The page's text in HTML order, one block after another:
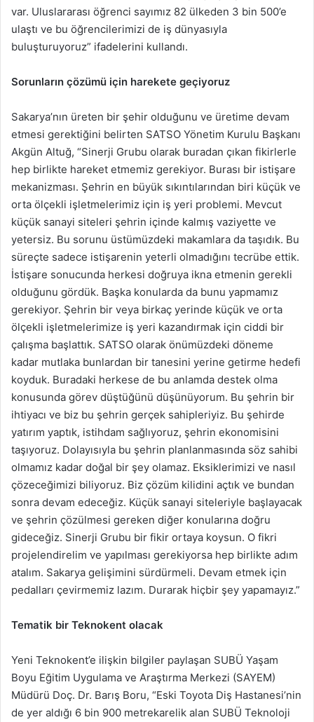
var. Uluslararası öğrenci sayımız 82 ülkeden 3 bin 500’e
ulaştı ve bu öğrencilerimizi de iş dünyasıyla
buluşturuyoruz” ifadelerini kullandı.
Sorunların çözümü için harekete geçiyoruz
Sakarya’nın üreten bir şehir olduğunu ve üretime devam
etmesi gerektiğini belirten SATSO Yönetim Kurulu Başkanı
Akgün Altuğ, “Sinerji Grubu olarak buradan çıkan fikirlerle
hep birlikte hareket etmemiz gerekiyor. Burası bir istişare
mekanizması. Şehrin en büyük sıkıntılarından biri küçük ve
orta ölçekli işletmelerimiz için iş yeri problemi. Mevcut
küçük sanayi siteleri şehrin içinde kalmış vaziyette ve
yetersiz. Bu sorunu üstümüzdeki makamlara da taşıdık. Bu
süreçte sadece istişarenin yeterli olmadığını tecrübe ettik.
İstişare sonucunda herkesi doğruya ikna etmenin gerekli
olduğunu gördük. Başka konularda da bunu yapmamız
gerekiyor. Şehrin bir veya birkaç yerinde küçük ve orta
ölçekli işletmelerimize iş yeri kazandırmak için ciddi bir
çalışma başlattık. SATSO olarak önümüzdeki döneme
kadar mutlaka bunlardan bir tanesini yerine getirme hedefi
koyduk. Buradaki herkese de bu anlamda destek olma
konusunda görev düştüğünü düşünüyorum. Bu şehrin bir
ihtiyacı ve biz bu şehrin gerçek sahipleriyiz. Bu şehirde
yatırım yaptık, istihdam sağlıyoruz, şehrin ekonomisini
taşıyoruz. Dolayısıyla bu şehrin planlanmasında söz sahibi
olmamız kadar doğal bir şey olamaz. Eksiklerimizi ve nasıl
çözeceğimizi biliyoruz. Biz çözüm kilidini açtık ve bundan
sonra devam edeceğiz. Küçük sanayi siteleriyle başlayacak
ve şehrin çözülmesi gereken diğer konularına doğru
gideceğiz. Sinerji Grubu bir fikir ortaya koysun. O fikri
projelendirelim ve yapılması gerekiyorsa hep birlikte adım
atalım. Sakarya gelişimini sürdürmeli. Devam etmek için
pedalları çevirmemiz lazım. Durarak hiçbir şey yapamayız.”
Tematik bir Teknokent olacak
Yeni Teknokent’e ilişkin bilgiler paylaşan SUBÜ Yaşam
Boyu Eğitim Uygulama ve Araştırma Merkezi (SAYEM)
Müdürü Doç. Dr. Barış Boru, “Eski Toyota Diş Hastanesi’nin
de yer aldığı 6 bin 900 metrekarelik alan SUBÜ Teknoloji